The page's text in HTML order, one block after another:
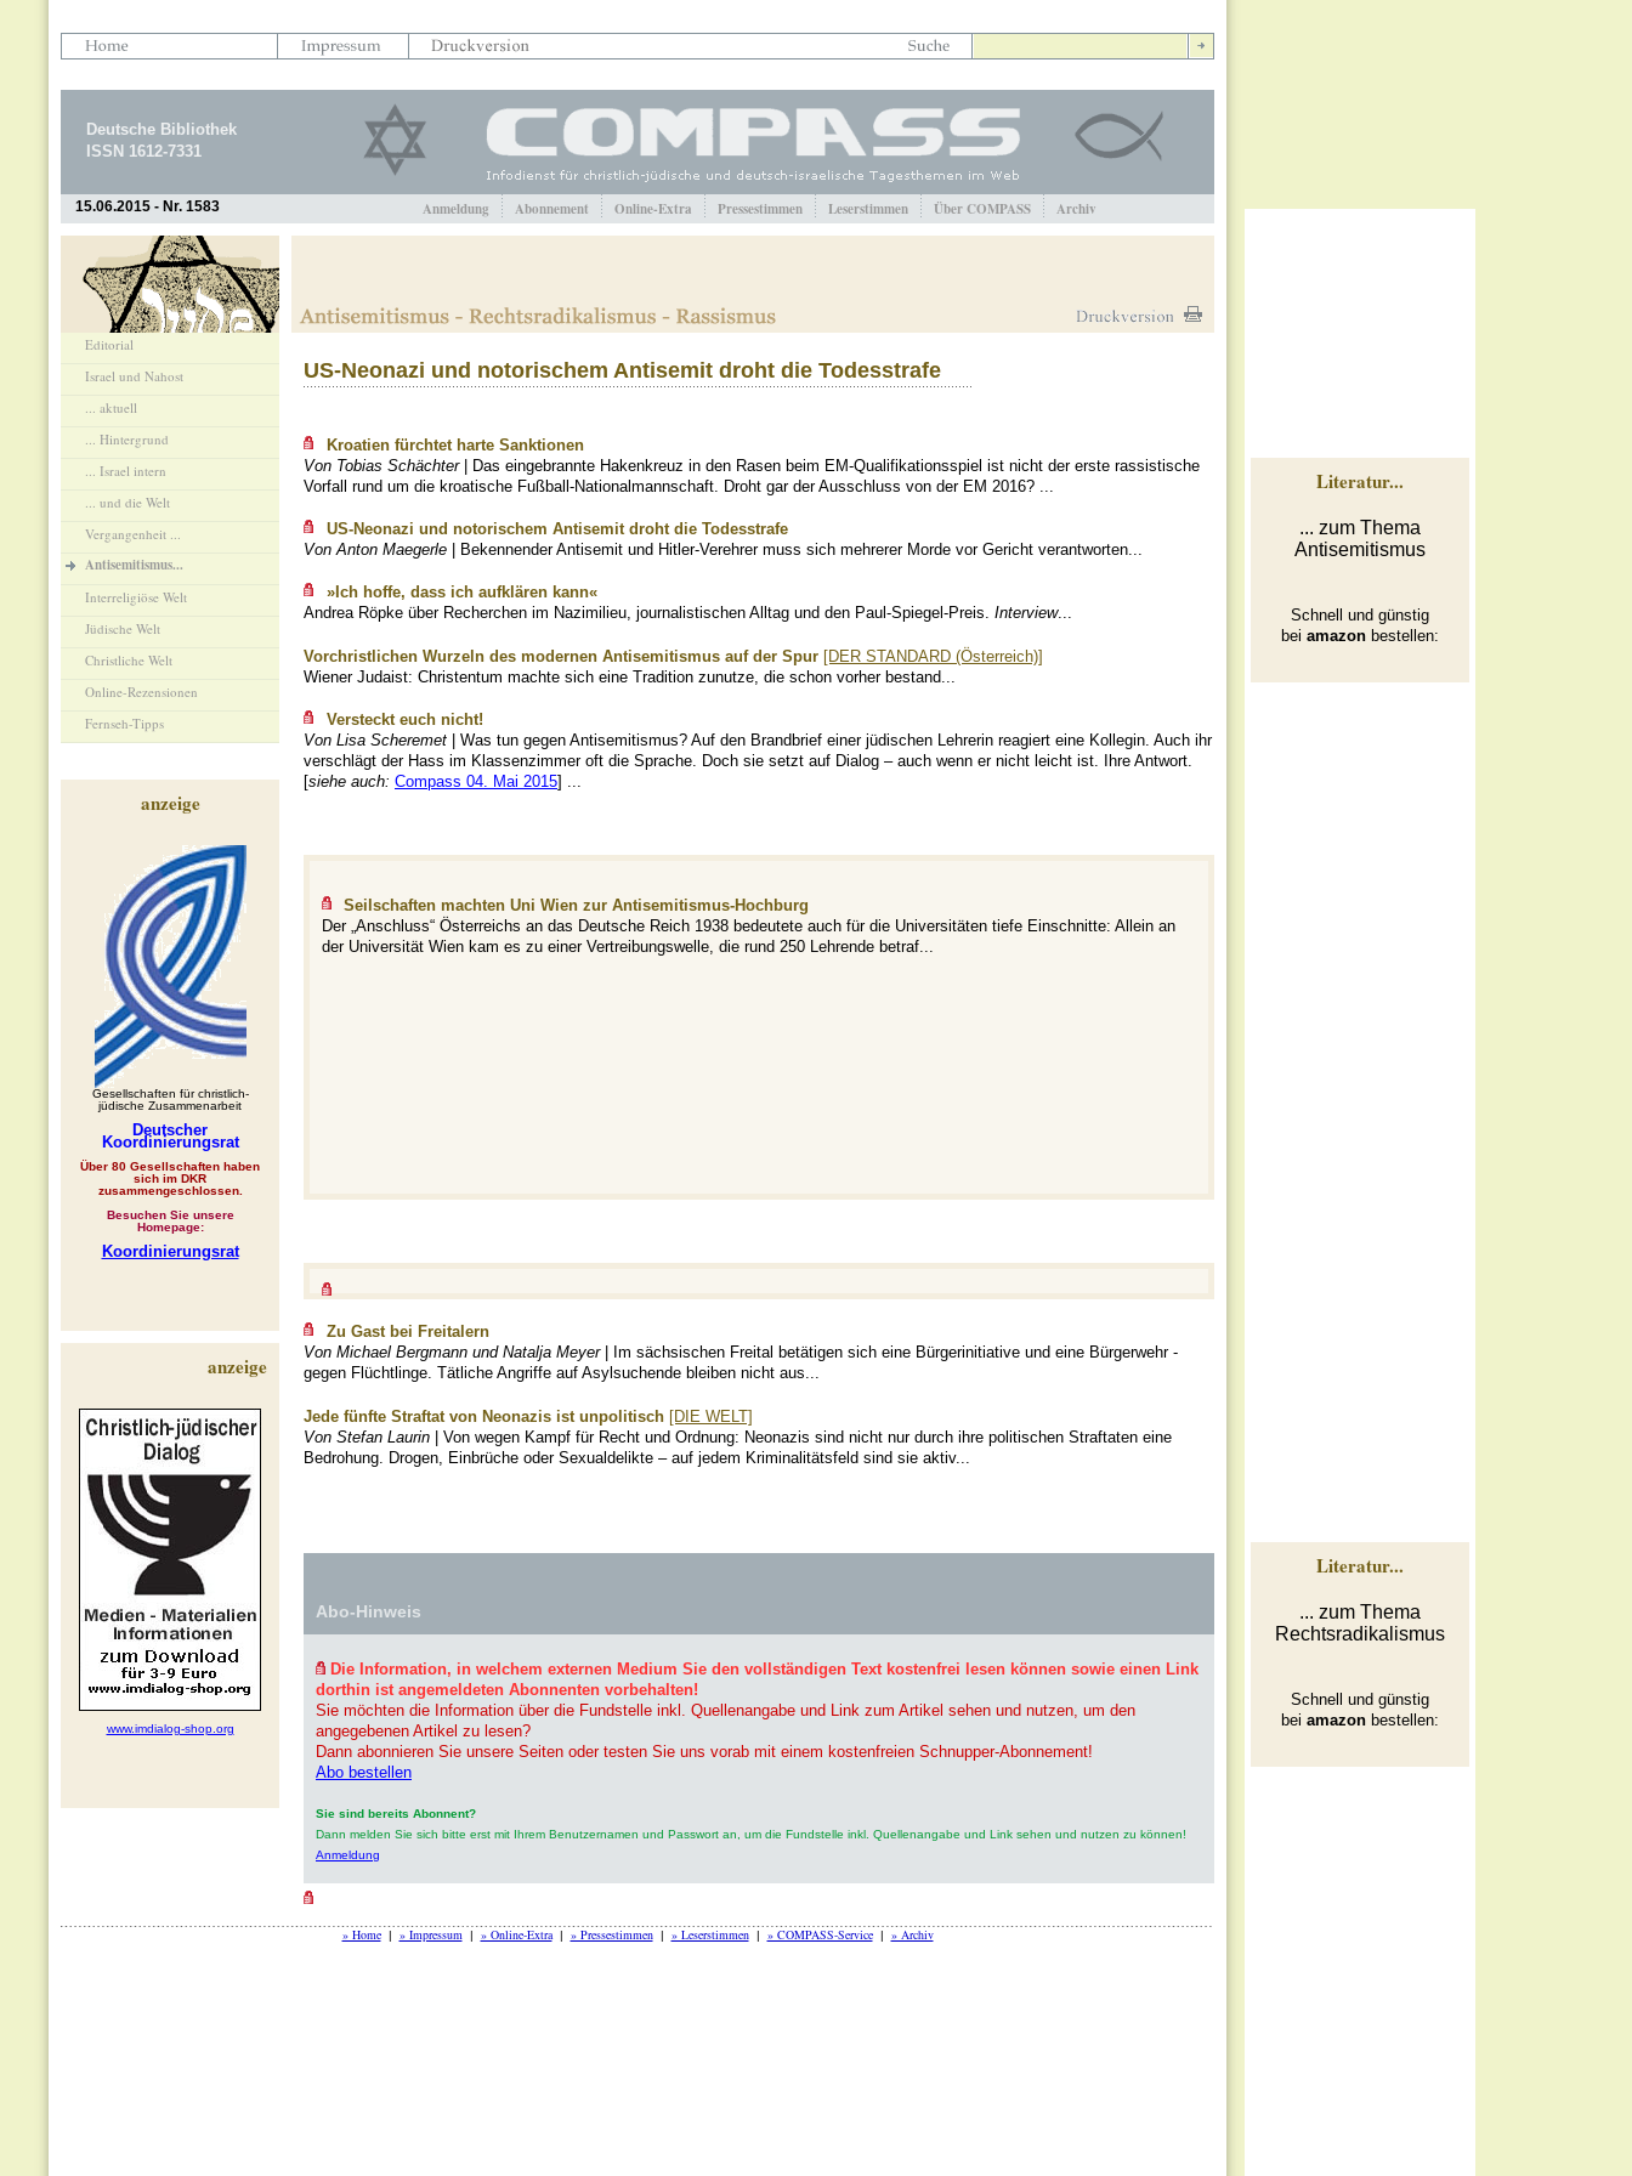
Deutsche Bibliothek
ISSN 1612-7331
15.06.2015 - Nr. 1583 Anmeldung Abonnement Online-Extra Pressestimmen Leserstimmen Über COMPASS Archiv
Editorial
Israel und Nahost
... aktuell
... Hintergrund
... Israel intern
... und die Welt
Vergangenheit ...
Antisemitismus...
Interreligiöse Welt
Jüdische Welt
Christliche Welt
Online-Rezensionen
Fernseh-Tipps
anzeige
Gesellschaften für christlich-
jüdische Zusammenarbeit
Deutscher
Koordinierungsrat
Über 80 Gesellschaften haben
sich im DKR
zusammengeschlossen.
Besuchen Sie unsere
Homepage:
Koordinierungsrat
anzeige
www.imdialog-shop.org
US-Neonazi und notorischem Antisemit droht die Todesstrafe
Kroatien fürchtet harte Sanktionen
Von Tobias Schächter| Das eingebrannte Hakenkreuz in den Rasen beim EM-Qualifikationsspiel ist nicht der erste rassistische
Vorfall rund um die kroatische Fußball-Nationalmannschaft. Droht gar der Ausschluss von der EM 2016? ...
US-Neonazi und notorischem Antisemit droht die Todesstrafe
Von Anton Maegerle | Bekennender Antisemit und Hitler-Verehrer muss sich mehrerer Morde vor Gericht verantworten...
»Ich hoffe, dass ich aufklären kann«
Andrea Röpke über Recherchen im Nazimilieu, journalistischen Alltag und den Paul-Spiegel-Preis. Interview...
Vorchristlichen Wurzeln des modernen Antisemitismus auf der Spur [DER STANDARD (Österreich)]
Wiener Judaist: Christentum machte sich eine Tradition zunutze, die schon vorher bestand...
Versteckt euch nicht!
Von Lisa Scheremet | Was tun gegen Antisemitismus? Auf den Brandbrief einer jüdischen Lehrerin reagiert eine Kollegin. Auch ihr
verschlägt der Hass im Klassenzimmer oft die Sprache. Doch sie setzt auf Dialog – auch wenn er nicht leicht ist. Ihre Antwort.
[siehe auch: Compass 04. Mai 2015] ...
Seilschaften machten Uni Wien zur Antisemitismus-Hochburg
Der „Anschluss“ Österreichs an das Deutsche Reich 1938 bedeutete auch für die Universitäten tiefe Einschnitte: Allein an
der Universität Wien kam es zu einer Vertreibungswelle, die rund 250 Lehrende betraf...
Zu Gast bei Freitalern
Von Michael Bergmann und Natalja Meyer| Im sächsischen Freital betätigen sich eine Bürgerinitiative und eine Bürgerwehr ­
gegen Flüchtlinge. Tätliche Angriffe auf Asylsuchende bleiben nicht aus...
Jede fünfte Straftat von Neonazis ist unpolitisch [DIE WELT]
Von Stefan Laurin | Von wegen Kampf für Recht und Ordnung: Neonazis sind nicht nur durch ihre politischen Straftaten eine
Bedrohung. Drogen, Einbrüche oder Sexualdelikte – auf jedem Kriminalitätsfeld sind sie aktiv...
Abo-Hinweis
Die Information, in welchem externen Medium Sie den vollständigen Text kostenfrei lesen können sowie einen Link
dorthin ist angemeldeten Abonnenten vorbehalten!
Sie möchten die Information über die Fundstelle inkl. Quellenangabe und Link zum Artikel sehen und nutzen, um den
angegebenen Artikel zu lesen?
Dann abonnieren Sie unsere Seiten oder testen Sie uns vorab mit einem kostenfreien Schnupper-Abonnement!
Abo bestellen
Sie sind bereits Abonnent?
Dann melden Sie sich bitte erst mit Ihrem Benutzernamen und Passwort an, um die Fundstelle inkl. Quellenangabe und Link sehen und nutzen zu können!
Anmeldung
» Home | » Impressum | » Online-Extra | » Pressestimmen | » Leserstimmen | » COMPASS-Service | » Archiv
Literatur...
... zum Thema
Antisemitismus
Schnell und günstig
bei amazon bestellen:
Literatur...
... zum Thema
Rechtsradikalismus
Schnell und günstig
bei amazon bestellen: